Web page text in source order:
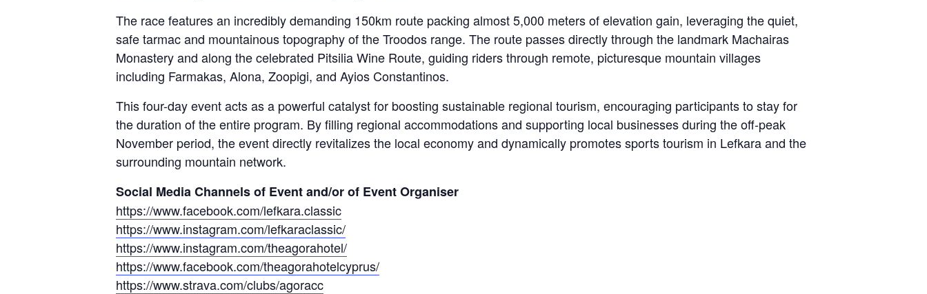
The race features an incredibly demanding 150km route packing almost 5,000 meters of elevation gain, leveraging the quiet,
safe tarmac and mountainous topography of the Troodos range. The route passes directly through the landmark Machairas
Monastery and along the celebrated Pitsilia Wine Route, guiding riders through remote, picturesque mountain villages
including Farmakas, Alona, Zoopigi, and Ayios Constantinos.
This four-day event acts as a powerful catalyst for boosting sustainable regional tourism, encouraging participants to stay for
the duration of the entire program. By filling regional accommodations and supporting local businesses during the off-peak
November period, the event directly revitalizes the local economy and dynamically promotes sports tourism in Lefkara and the
surrounding mountain network.
Social Media Channels of Event and/or of Event Organiser
https://www.facebook.com/lefkara.classic
https://www.instagram.com/lefkaraclassic/
https://www.instagram.com/theagorahotel/
https://www.facebook.com/theagorahotelcyprus/
https://www.strava.com/clubs/agoracc